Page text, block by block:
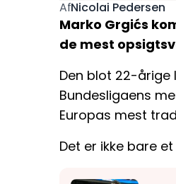
AfNicolai Pedersen
Marko Grgićs
de mest
Den blot 22-
Bundesligaens
Europas mest
Det er ikke bare